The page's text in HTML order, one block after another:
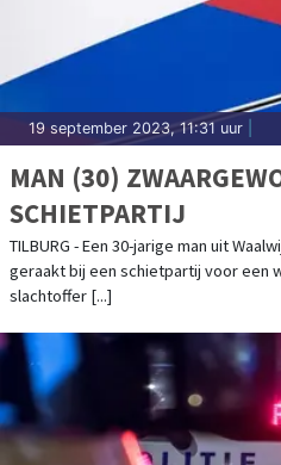
19 september 2023, 11:31 uur
MAN (30)
SCHIETPARTIJ
TILBURG - Een 30-jarige man uit
geraakt bij een schietpartij voor een
slachtoffer [...]